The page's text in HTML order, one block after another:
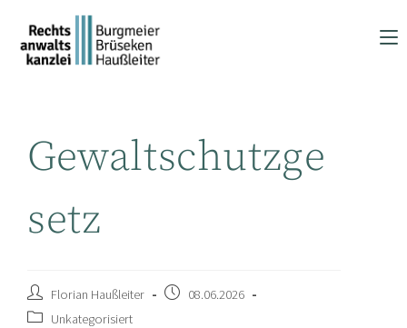
springen
Gewaltschutzge
setz
Beitrags-
Autor:
Florian Haußleiter
Beitrag08.06.2026
Beitrags-Unkategorisiert